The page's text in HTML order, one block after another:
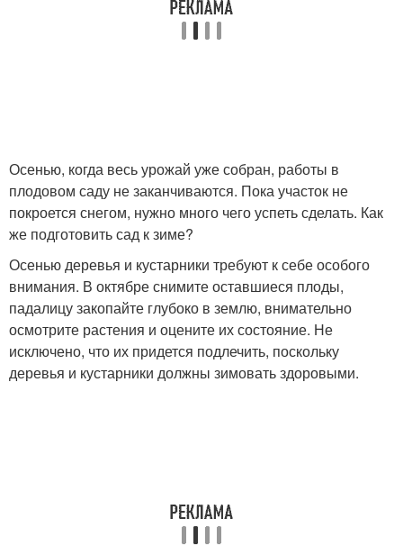
Осенью, когда весь урожай уже собран, работы в
плодовом саду не заканчиваются. Пока участок не
покроется снегом, нужно много чего успеть сделать. Как
же подготовить сад к зиме?
Осенью деревья и кустарники требуют к себе особого
внимания. В октябре снимите оставшиеся плоды,
падалицу закопайте глубоко в землю, внимательно
осмотрите растения и оцените их состояние. Не
исключено, что их придется подлечить, поскольку
деревья и кустарники должны зимовать здоровыми.